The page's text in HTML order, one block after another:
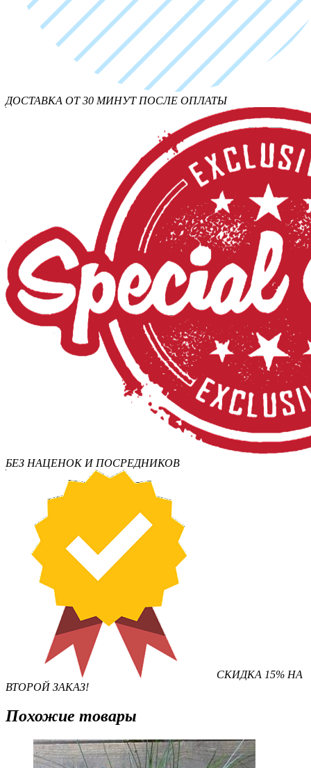
ДОСТАВКА ОТ 30 МИНУТ ПОСЛЕ ОПЛАТЫ
БЕЗ НАЦЕНОК И ПОСРЕДНИКОВ
СКИДКА 15% НА
ВТОРОЙ ЗАКАЗ!
Похожие товары